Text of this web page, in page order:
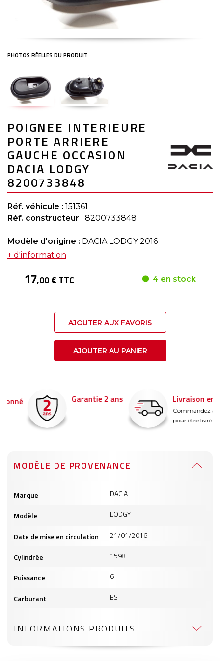
to
the
beginning
of
the
images
POIGNEE INTERIEURE
PORTE ARRIERE
GAUCHE OCCASION
DACIA LODGY
8200733848
Réf. véhicule : 151361
Réf. constructeur : 8200733848
Modèle d'origine : DACIA LODGY 2016
+ d'information
17,00 € TTC 4 en stock
AJOUTER AUX FAVORIS
AJOUTER AU PANIER
Garantie 2 ans Livraison en 24h
Commandez avant 14h
pour être livré demain !
MODÈLE DE PROVENANCE
produits
Marque DACIA
Modèle LODGY
Date de mise en circulation 21/01/2016
Cylindrée 1598
Puissance 6
Carburant ES
INFORMATIONS PRODUITS